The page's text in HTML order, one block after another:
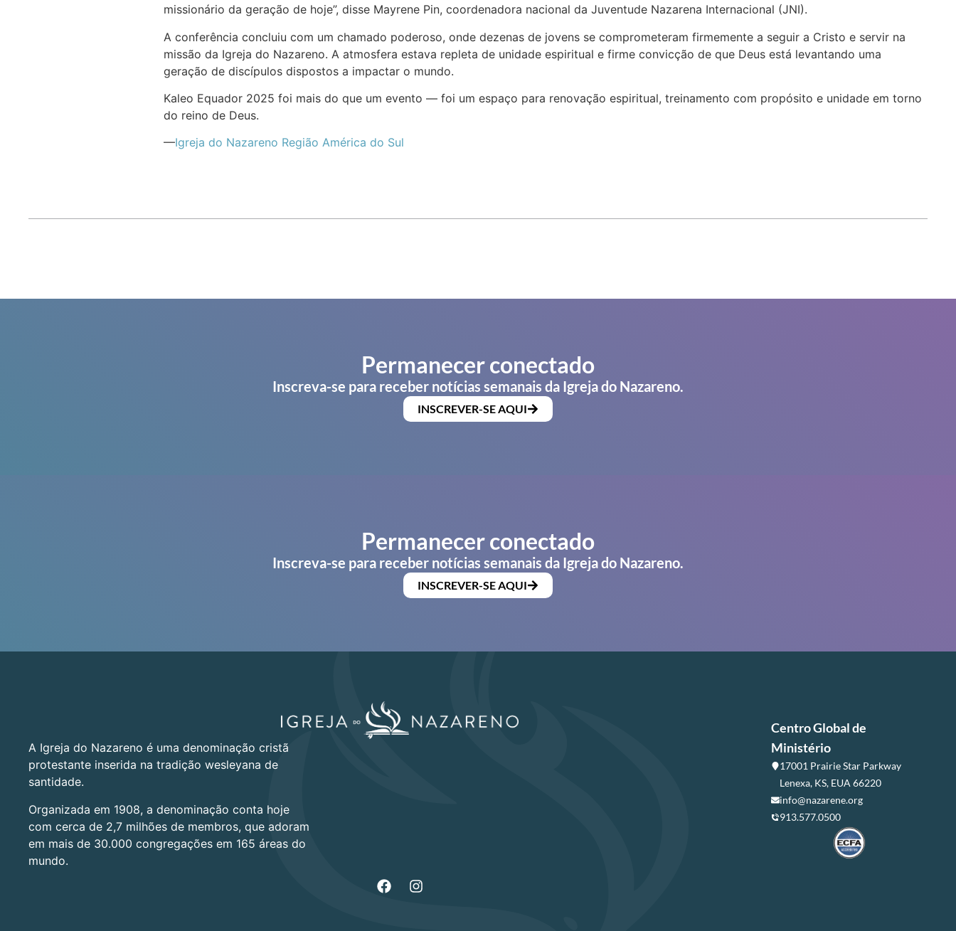
missionário da geração de hoje”, disse Mayrene Pin, coordenadora nacional da Juventude Nazarena Internacional (JNI).
A conferência concluiu com um chamado poderoso, onde dezenas de jovens se comprometeram firmemente a seguir a Cristo e servir na
missão da Igreja do Nazareno. A atmosfera estava repleta de unidade espiritual e firme convicção de que Deus está levantando uma
geração de discípulos dispostos a impactar o mundo.
Kaleo Equador 2025 foi mais do que um evento — foi um espaço para renovação espiritual, treinamento com propósito e unidade em torno
do reino de Deus.
—Igreja do Nazareno Região América do Sul
Permanecer conectado
Inscreva-se para receber notícias semanais da Igreja do Nazareno.
INSCREVER-SE AQUI
Permanecer conectado
Inscreva-se para receber notícias semanais da Igreja do Nazareno.
INSCREVER-SE AQUI
A Igreja do Nazareno é uma denominação cristã
protestante inserida na tradição wesleyana de
santidade.
Organizada em 1908, a denominação conta hoje
com cerca de 2,7 milhões de membros, que adoram
em mais de 30.000 congregações em 165 áreas do
mundo.
Centro Global de
Ministério
17001 Prairie Star Parkway
Lenexa, KS, EUA 66220
info@nazarene.org
913.577.0500